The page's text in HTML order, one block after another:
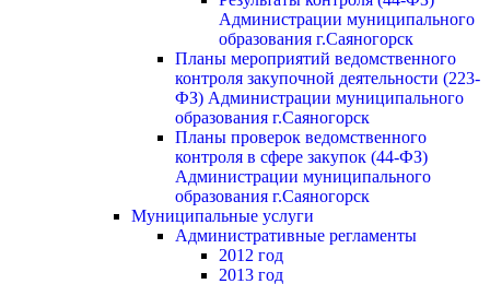
Администрации муниципального
образования г.Саяногорск
Планы мероприятий ведомственного
контроля закупочной деятельности (223-
ФЗ) Администрации муниципального
образования г.Саяногорск
Планы проверок ведомственного
контроля в сфере закупок (44-ФЗ)
Администрации муниципального
образования г.Саяногорск
Муниципальные услуги
Административные регламенты
2012 год
2013 год